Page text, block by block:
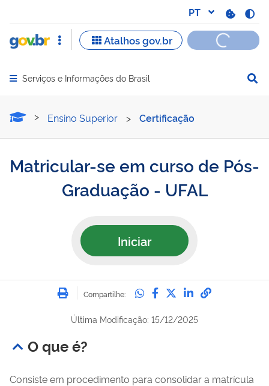
Abrir menu principal de navegação
Serviços e Informações do Brasil
Matricular-se em curso
Ensino Superior > Certificação
Matricular-se em curso de Pós-
Graduação - UFAL
Iniciar
Imprimir
Compartilhe: Compartilhe no
Compartilhe no
Compartilhe no
Compartilhe
Última Modificação: 15/12/2025
O que é?
Consiste em procedimento para consolidar a matrícula